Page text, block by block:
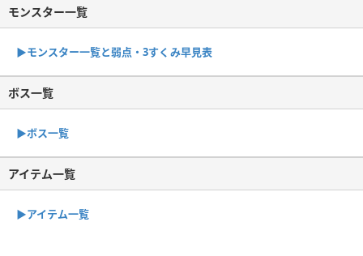
モンスター一覧
▶︎モンスター一覧と弱点・3すくみ早見表
ボス一覧
▶︎ボス一覧
アイテム一覧
▶アイテム一覧